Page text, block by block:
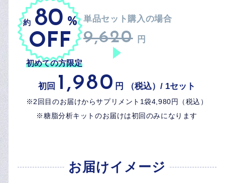
約 80 %
OFF
単品セット購入の場合
9,620 円
初めての方限定
初回 1,980 円 （税込）/ 1セット
※2回目のお届けからサプリメント1袋4,980円（税込）
※糖脂分析キットのお届けは初回のみになります
お届けイメージ
約 41%
OFF
単品サプリ購入の場合
7,980 円
4,712
※毎回のお支払いは3袋分で14,136円（税込）
約 49%
OFF
単品サプリ購入の場合
7,980 円
4,123
※毎回のお支払いは3袋分で12,369円（税込）
※1年間に4回配送で総額49,476円（税込）
9,620 円（税込）/ 1セット
お届けイメージ
「糖脂サプリメント」1袋と「糖脂分析キッ